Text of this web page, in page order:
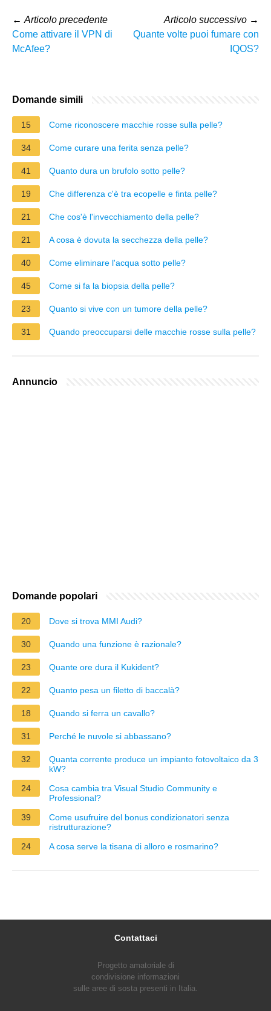
← Articolo precedente
Come attivare il VPN di
McAfee?
Articolo successivo →
Quante volte puoi fumare con
IQOS?
Domande simili
15 Come riconoscere macchie rosse sulla pelle?
34 Come curare una ferita senza pelle?
41 Quanto dura un brufolo sotto pelle?
19 Che differenza c'è tra ecopelle e finta pelle?
21 Che cos'è l'invecchiamento della pelle?
21 A cosa è dovuta la secchezza della pelle?
40 Come eliminare l'acqua sotto pelle?
45 Come si fa la biopsia della pelle?
23 Quanto si vive con un tumore della pelle?
31 Quando preoccuparsi delle macchie rosse sulla pelle?
Annuncio
Domande popolari
20 Dove si trova MMI Audi?
30 Quando una funzione è razionale?
23 Quante ore dura il Kukident?
22 Quanto pesa un filetto di baccalà?
18 Quando si ferra un cavallo?
31 Perché le nuvole si abbassano?
32
Quanta corrente produce un impianto fotovoltaico da 3
kW?
24
Cosa cambia tra Visual Studio Community e
Professional?
39
Come usufruire del bonus condizionatori senza
ristrutturazione?
24
A cosa serve la tisana di alloro e rosmarino?
Contattaci
Progetto amatoriale di
condivisione informazioni
sulle aree di sosta presenti in Italia.